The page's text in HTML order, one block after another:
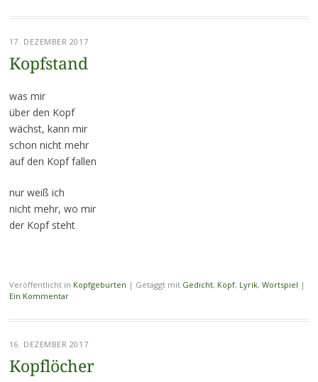
17. DEZEMBER 2017
Kopfstand
was mir
über den Kopf
wächst, kann mir
schon nicht mehr
auf den Kopf fallen
nur weiß ich
nicht mehr, wo mir
der Kopf steht
Veröffentlicht in Kopfgeburten | Getaggt mit Gedicht, Kopf, Lyrik, Wortspiel |
Ein Kommentar
16. DEZEMBER 2017
Kopflöcher